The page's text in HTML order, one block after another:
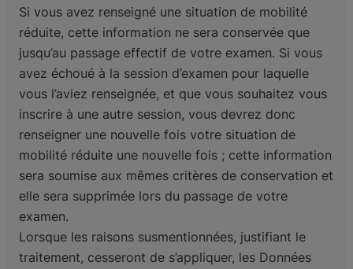
Si vous avez renseigné une situation de mobilité
réduite, cette information ne sera conservée que
jusqu’au passage effectif de votre examen. Si vous
avez échoué à la session d’examen pour laquelle
vous l’aviez renseignée, et que vous souhaitez vous
inscrire à une autre session, vous devrez donc
renseigner une nouvelle fois votre situation de
mobilité réduite une nouvelle fois ; cette information
sera soumise aux mêmes critères de conservation et
elle sera supprimée lors du passage de votre
examen.
Lorsque les raisons susmentionnées, justifiant le
traitement, cesseront de s’appliquer, les Données